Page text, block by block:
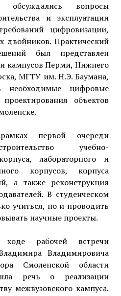
вопросы
и эксплуатации
цифровизации,
двойников. Практический
был представлен
кампусов Перми, Нижнего
МГТУ им. Н.Э. Баумана,
необходимые цифровые
объектов
первой очереди
учебно-
лабораторного и
корпусов, корпуса
а также реконструкция
В студенческом
учиться, но и проводить
научные проекты.
рабочей встречи
Владимировича
Смоленской области
речь о реализации
межвузовского кампуса.